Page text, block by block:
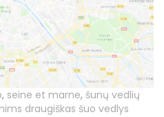
, seine et marne, šunų vedlių
draugiškas šuo vedlys